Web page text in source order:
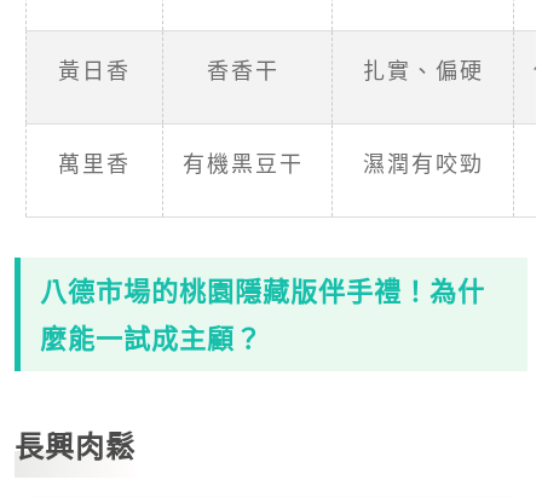
黃日香 香香干 扎實、偏硬
萬里香 有機黑豆干 濕潤有咬勁
八德市場的桃園隱藏版伴手禮！為什
麼能一試成主顧？
長興肉鬆